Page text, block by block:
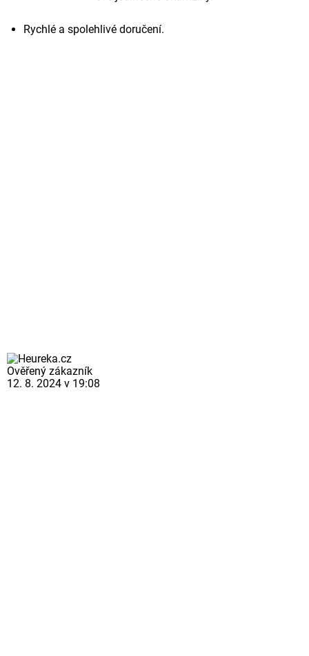
Rychlé a spolehlivé doručení.
Ověřený zákazník
12. 8. 2024 v 19:08